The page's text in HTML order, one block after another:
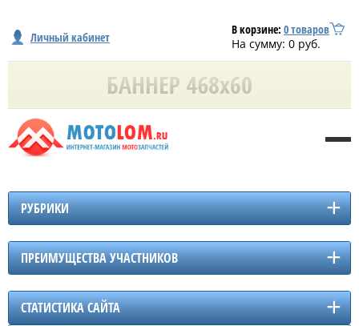
Личный кабинет В корзине: 0товаров
На сумму: 0 руб.
РУБРИКИ
ПРЕИМУЩЕСТВА УЧАСТНИКОВ
СТАТИСТИКА САЙТА